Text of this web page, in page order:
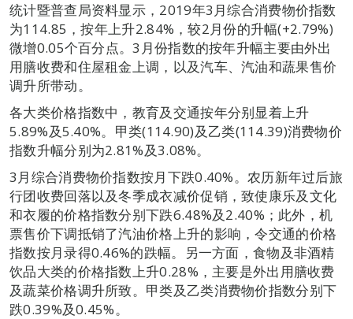
统计暨普查局资料显示，2019年3月综合消费物价指数
为114.85，按年上升2.84%，较2月份的升幅(+2.79%)
微增0.05个百分点。3月份指数的按年升幅主要由外出
用膳收费和住屋租金上调，以及汽车、汽油和蔬果售价
调升所带动。
各大类价格指数中，教育及交通按年分别显着上升
5.89%及5.40%。甲类(114.90)及乙类(114.39)消费物价
指数升幅分别为2.81%及3.08%。
3月综合消费物价指数按月下跌0.40%。农历新年过后旅
行团收费回落以及冬季成衣减价促销，致使康乐及文化
和衣履的价格指数分别下跌6.48%及2.40%；此外，机
票售价下调抵销了汽油价格上升的影响，令交通的价格
指数按月录得0.46%的跌幅。另一方面，食物及非酒精
饮品大类的价格指数上升0.28%，主要是外出用膳收费
及蔬菜价格调升所致。甲类及乙类消费物价指数分别下
跌0.39%及0.45%。